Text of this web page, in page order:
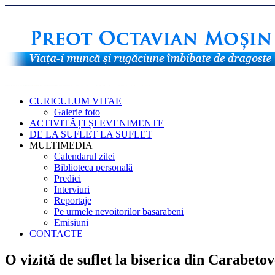
CURICULUM VITAE
Galerie foto
ACTIVITĂȚI ȘI EVENIMENTE
DE LA SUFLET LA SUFLET
MULTIMEDIA
Calendarul zilei
Biblioteca personală
Predici
Interviuri
Reportaje
Pe urmele nevoitorilor basarabeni
Emisiuni
CONTACTE
O vizită de suflet la biserica din